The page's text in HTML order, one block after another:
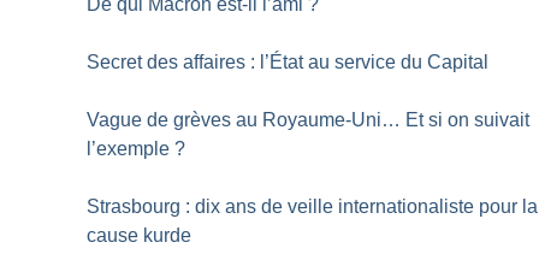
De qui Macron est-il l’ami ?
Secret des affaires : l’État au service du Capital
Vague de grèves au Royaume-Uni… Et si on suivait
l’exemple ?
Strasbourg : dix ans de veille internationaliste pour la
cause kurde